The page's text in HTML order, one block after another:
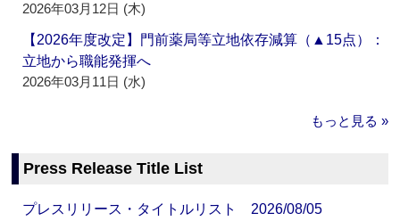
2026年03月12日 (木)
【2026年度改定】門前薬局等立地依存減算（▲15点）：
立地から職能発揮へ
2026年03月11日 (水)
もっと見る »
Press Release Title List
プレスリリース・タイトルリスト 2026/08/05